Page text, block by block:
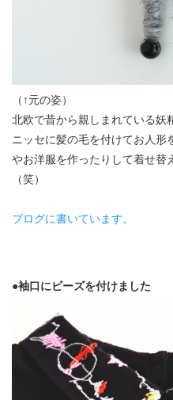
（↑元の姿）
北欧で昔から親しまれている妖
ニッセに髪の毛を付けてお人形
やお洋服を作ったりして着せ替
（笑）
ブログに書いています。
●袖口にビーズを付けました